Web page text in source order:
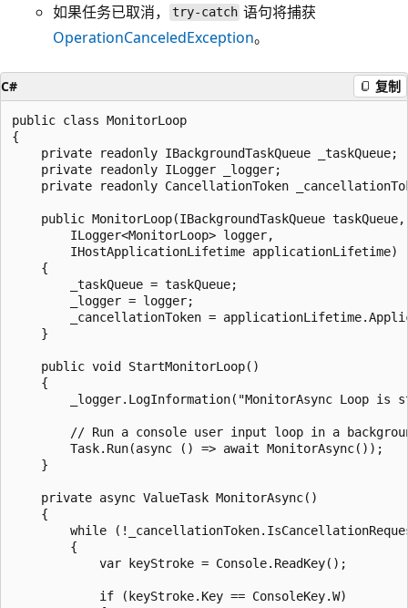
如果任务已取消，
try-catch 语句将捕获
OperationCanceledException。
C# 复制
public class MonitorLoop
{
    private readonly IBackgroundTaskQueue _taskQueue;
    private readonly ILogger _logger;
private readonly CancellationToken
    public MonitorLoop(IBackgroundTaskQueue taskQueue,
        ILogger<MonitorLoop> logger,
        IHostApplicationLifetime applicationLifetime)
    {
        _taskQueue = taskQueue;
        _logger = logger;
_cancellationToken =
    }
    public void StartMonitorLoop()
    {
_logger.LogInformation("MonitorAsync Loop is
// Run a console user input loop in a
        Task.Run(async () => await MonitorAsync());
    }
    private async ValueTask MonitorAsync()
    {
while
        {
            var keyStroke = Console.ReadKey();
            if (keyStroke.Key == ConsoleKey.W)